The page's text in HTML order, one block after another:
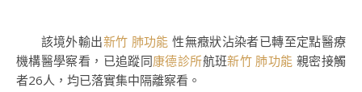
該境外輸出新竹 肺功能性無癥狀沾染者已轉至定點醫療
機構醫學察看，已追蹤同康德診所航班新竹 肺功能 親密接觸
者26人，均已落實集中隔離察看。